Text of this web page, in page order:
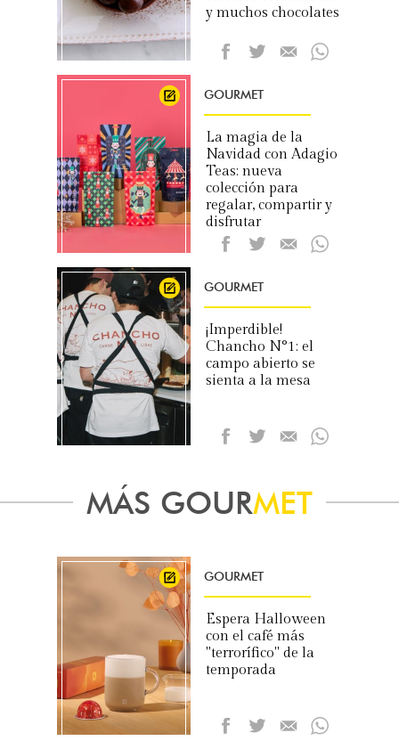
y muchos chocolates
GOURMET
La magia de la
Navidad con Adagio
Teas: nueva
colección para
regalar, compartir y
disfrutar
GOURMET
¡Imperdible!
Chancho N°1: el
campo abierto se
sienta a la mesa
MÁS GOURMET
GOURMET
Espera Halloween
con el café más
"terrorífico" de la
temporada